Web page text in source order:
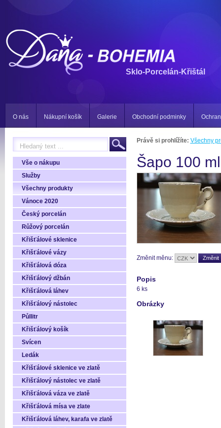
Sklo-Porcelán-Křištál
O nás Nákupní košík Galerie Obchodní podminky
Vše o nákupu
Služby
Všechny produkty
Vánoce 2020
Český porcelán
Růžový porcelán
Křišťálové sklenice
Křišťálové vázy
Křišťálová dóza
Křišťálový džbán
Křišťálová láhev
Křišťálový nástolec
Půllitr
Křišťálový košík
Svícen
Ledák
Křišťálové sklenice ve zlatě
Křišťálový nástolec ve zlatě
Křišťálová váza ve zlatě
Křišťálová mísa ve zlate
Křišťálová láhev, karafa ve zlatě
Právě si prohlížíte: Všechny
Šapo 100
Změnit měnu:
Popis
6 ks
Obrázky